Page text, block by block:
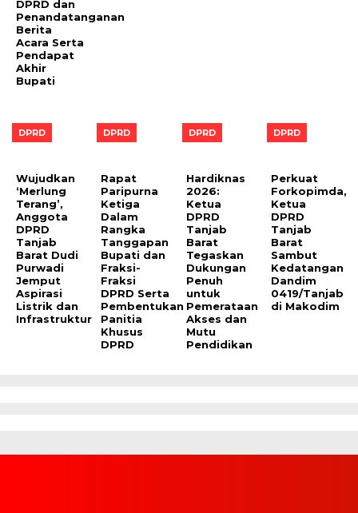
DPRD dan
Penandatanganan
Berita
Acara Serta
Pendapat
Akhir
Bupati
DPRD
Wujudkan
‘Merlung
Terang’,
Anggota
DPRD
Tanjab
Barat Dudi
Purwadi
Jemput
Aspirasi
Listrik dan
Infrastruktur
DPRD
Rapat
Paripurna
Ketiga
Dalam
Rangka
Tanggapan
Bupati dan
Fraksi-
Fraksi
DPRD Serta
Pembentukan
Panitia
Khusus
DPRD
DPRD
Hardiknas
2026:
Ketua
DPRD
Tanjab
Barat
Tegaskan
Dukungan
Penuh
untuk
Pemerataan
Akses dan
Mutu
Pendidikan
DPRD
Perkuat
Forkopimda,
Ketua
DPRD
Tanjab
Barat
Sambut
Kedatangan
Dandim
0419/Tanjab
di Makodim